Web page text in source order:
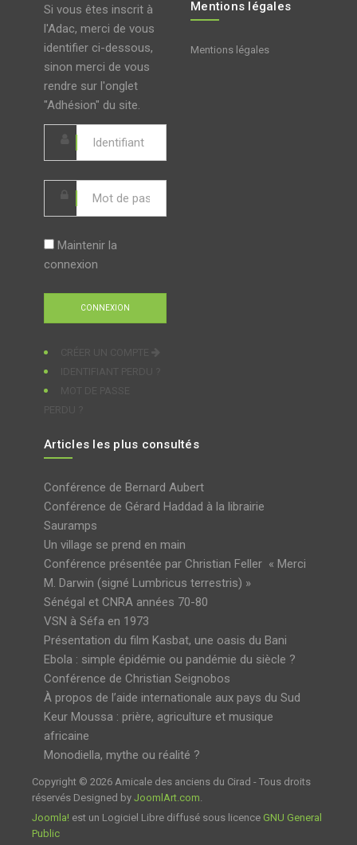
Si vous êtes inscrit à
l'Adac, merci de vous
identifier ci-dessous,
sinon merci de vous
rendre sur l'onglet
"Adhésion" du site.
Maintenir la
connexion
Mentions légales
Mentions légales
Articles les plus consultés
Conférence de Bernard Aubert
Conférence de Gérard Haddad à la librairie
Sauramps
Un village se prend en main
Conférence présentée par Christian Feller « Merci
M. Darwin (signé Lumbricus terrestris) »
Sénégal et CNRA années 70-80
VSN à Séfa en 1973
Présentation du film Kasbat, une oasis du Bani
Ebola : simple épidémie ou pandémie du siècle ?
Conférence de Christian Seignobos
À propos de l’aide internationale aux pays du Sud
Keur Moussa : prière, agriculture et musique
africaine
Monodiella, mythe ou réalité ?
Copyright © 2026 Amicale des anciens du Cirad - Tous droits
réservés Designed by JoomlArt.com
Joomla! est un Logiciel Libre diffusé sous licence GNU General
Public